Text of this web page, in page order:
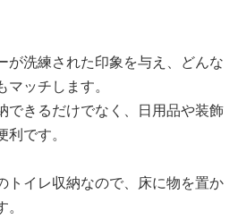
が洗練された印象を与え、どんな
ッチします。
できるだけでなく、日用品や装飾
です。
トイレ収納なので、床に物を置か